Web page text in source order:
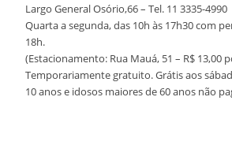
Largo General Osório,66 – Tel. 11 3335-4990
Quarta a segunda, das 10h às 17h30 com
18h.
(Estacionamento: Rua Mauá, 51 – R$ 13,00
Temporariamente gratuito. Grátis aos
10 anos e idosos maiores de 60 anos não